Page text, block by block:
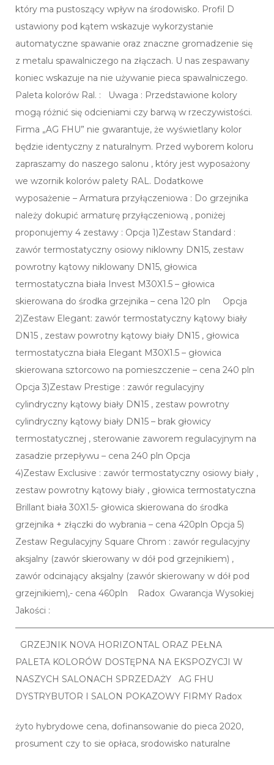
który ma pustoszący wpływ na środowisko. Profil D
ustawiony pod kątem wskazuje wykorzystanie
automatyczne spawanie oraz znaczne gromadzenie się
z metalu spawalniczego na złączach. U nas zespawany
koniec wskazuje na nie używanie pieca spawalniczego.
Paleta kolorów Ral. : Uwaga : Przedstawione kolory
mogą różnić się odcieniami czy barwą w rzeczywistości.
Firma „AG FHU” nie gwarantuje, że wyświetlany kolor
będzie identyczny z naturalnym. Przed wyborem koloru
zapraszamy do naszego salonu , który jest wyposażony
we wzornik kolorów palety RAL. Dodatkowe
wyposażenie – Armatura przyłączeniowa : Do grzejnika
należy dokupić armaturę przyłączeniową , poniżej
proponujemy 4 zestawy : Opcja 1)Zestaw Standard :
zawór termostatyczny osiowy niklowny DN15, zestaw
powrotny kątowy niklowany DN15, głowica
termostatyczna biała Invest M30X1.5 – głowica
skierowana do środka grzejnika – cena 120 pln Opcja
2)Zestaw Elegant: zawór termostatyczny kątowy biały
DN15 , zestaw powrotny kątowy biały DN15 , głowica
termostatyczna biała Elegant M30X1.5 – głowica
skierowana sztorcowo na pomieszczenie – cena 240 pln
Opcja 3)Zestaw Prestige : zawór regulacyjny
cylindryczny kątowy biały DN15 , zestaw powrotny
cylindryczny kątowy biały DN15 – brak głowicy
termostatycznej , sterowanie zaworem regulacyjnym na
zasadzie przepływu – cena 240 pln Opcja
4)Zestaw Exclusive : zawór termostatyczny osiowy biały ,
zestaw powrotny kątowy biały , głowica termostatyczna
Brillant biała 30X1.5- głowica skierowana do środka
grzejnika + złączki do wybrania – cena 420pln Opcja 5)
Zestaw Regulacyjny Square Chrom : zawór regulacyjny
aksjalny (zawór skierowany w dół pod grzejnikiem) ,
zawór odcinający aksjalny (zawór skierowany w dół pod
grzejnikiem),- cena 460pln Radox Gwarancja Wysokiej
Jakości :
GRZEJNIK NOVA HORIZONTAL ORAZ PEŁNA
PALETA KOLORÓW DOSTĘPNA NA EKSPOZYCJI W
NASZYCH SALONACH SPRZEDAŻY AG FHU
DYSTRYBUTOR I SALON POKAZOWY FIRMY Radox
żyto hybrydowe cena, dofinansowanie do pieca 2020,
prosument czy to sie opłaca, srodowisko naturalne